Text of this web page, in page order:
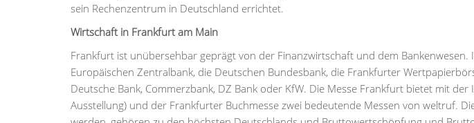
sein Rechenzentrum in Deutschland errichtet.
Wirtschaft in Frankfurt am Main
Frankfurt ist unübersehbar geprägt von der Finanzwirtschaft und dem Bankenwesen.
Europäischen Zentralbank, die Deutschen Bundesbank, die Frankfurter
Deutsche Bank, Commerzbank, DZ Bank oder KfW. Die Messe Frankfurt bietet mit
Ausstellung) und der Frankfurter Buchmesse zwei bedeutende Messen von weltruf.